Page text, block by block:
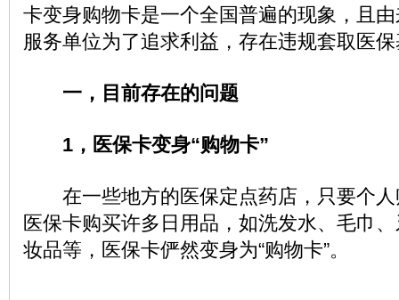
卡变身购物卡是一个全国普遍的现象，且
服务单位为了追求利益，存在违规套取医
一，目前存在的问题
1，医保卡变身“购物卡”
在一些地方的医保定点药店，只要个人
医保卡购买许多日用品，如洗发水、毛巾
妆品等，医保卡俨然变身为“购物卡”。